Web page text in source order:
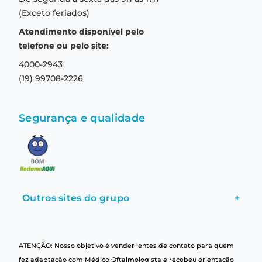
Formas de pagamento
Aviso de privacidade
Termos e condições de uso
Troca e devolução
Central de relacionamento
(Exceto feriados)
Atendimento disponível pelo
telefone ou pelo site:
4000-2943
(19) 99708-2226
Segurança e qualidade
Outros sites do grupo +
ATENÇÃO: Nosso objetivo é vender lentes de contato para quem
fez adaptação com Médico Oftalmologista e recebeu orientação